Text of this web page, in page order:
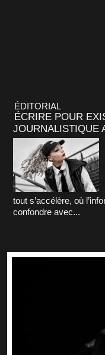
ÉDITORIAL
ÉCRIRE POUR
JOURNALISTIQUE
tout s’accélère, où
confondre avec...